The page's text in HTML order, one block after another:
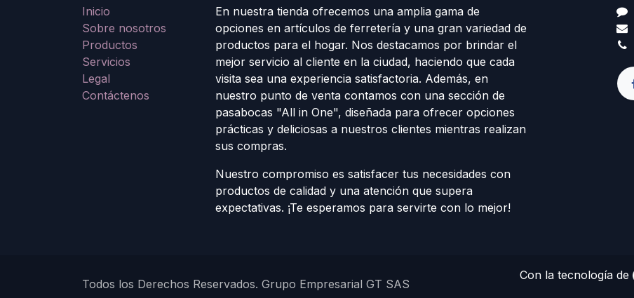
Inicio
Sobre nosotros
Productos
Servicios
Legal
Contáctenos
En nuestra tienda ofrecemos una amplia gama de
opciones en artículos de ferretería y una gran variedad de
productos para el hogar. Nos destacamos por brindar el
mejor servicio al cliente en la ciudad, haciendo que cada
visita sea una experiencia satisfactoria. Además, en
nuestro punto de venta contamos con una sección de
pasabocas "All in One", diseñada para ofrecer opciones
prácticas y deliciosas a nuestros clientes mientras realizan
sus compras.
Nuestro compromiso es satisfacer tus necesidades con
productos de calidad y una atención que supera
expectativas. ¡Te esperamos para servirte con lo mejor!
Todos los Derechos Reservados. Grupo Empresarial GT SAS
Con la tecnología de